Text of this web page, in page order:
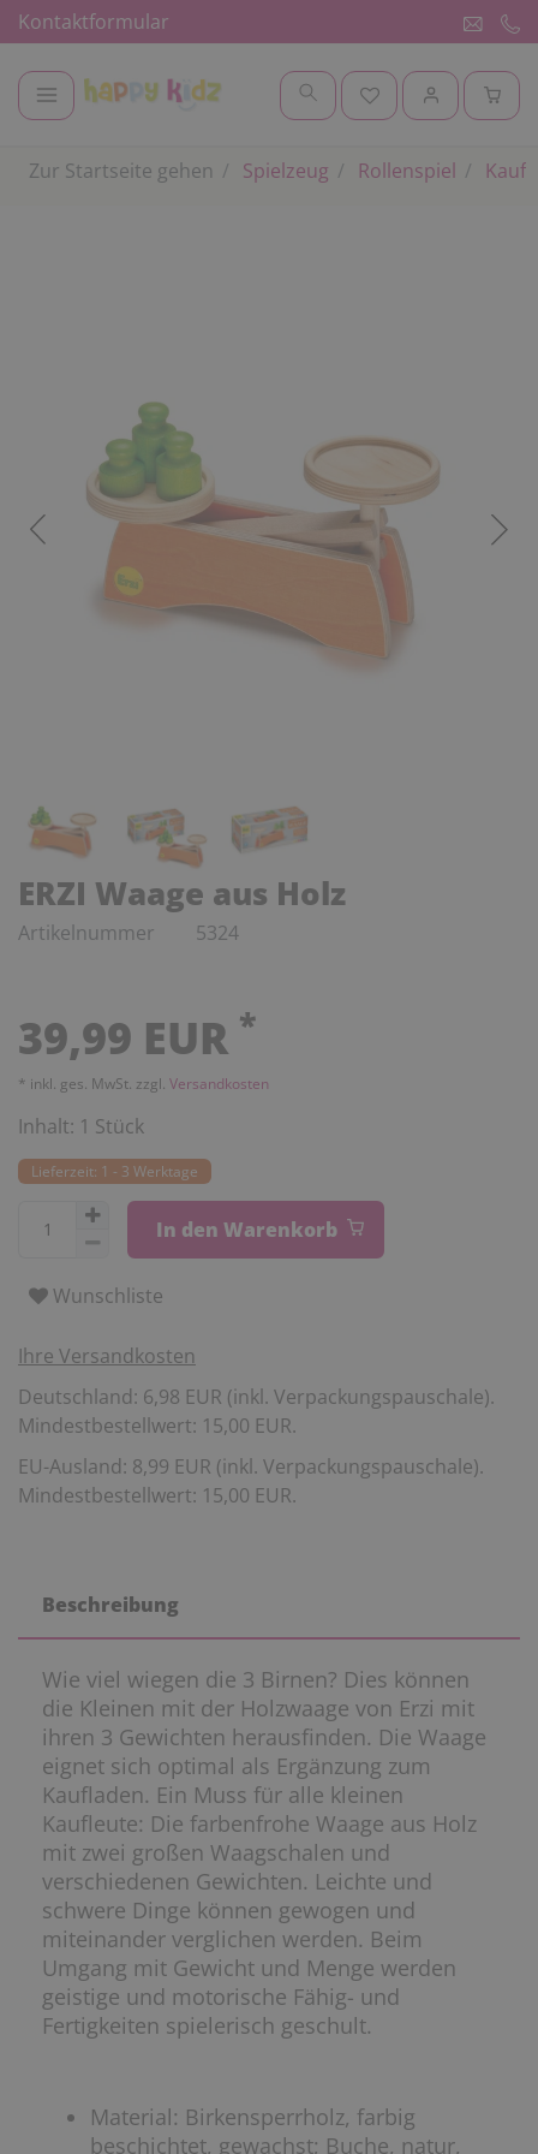
Kontaktformular
Zur Startseite gehen Spielzeug Rollenspiel
ERZI Waage aus Holz
Artikelnummer 5324
39,99 EUR *
* inkl. ges. MwSt. zzgl. Versandkosten
Inhalt: 1 Stück
Lieferzeit: 1 - 3 Werktage
In den Warenkorb
Wunschliste
Ihre Versandkosten
Deutschland: 6,98 EUR (inkl. Verpackungspauschale).
Mindestbestellwert: 15,00 EUR.
EU-Ausland: 8,99 EUR (inkl. Verpackungspauschale).
Mindestbestellwert: 15,00 EUR.
Beschreibung
Wie viel wiegen die 3 Birnen? Dies können
die Kleinen mit der Holzwaage von Erzi mit
ihren 3 Gewichten herausfinden. Die Waage
eignet sich optimal als Ergänzung zum
Kaufladen. Ein Muss für alle kleinen
Kaufleute: Die farbenfrohe Waage aus Holz
mit zwei großen Waagschalen und
verschiedenen Gewichten. Leichte und
schwere Dinge können gewogen und
miteinander verglichen werden. Beim
Umgang mit Gewicht und Menge werden
geistige und motorische Fähig- und
Fertigkeiten spielerisch geschult.
Material: Birkensperrholz, farbig
beschichtet, gewachst; Buche, natur,